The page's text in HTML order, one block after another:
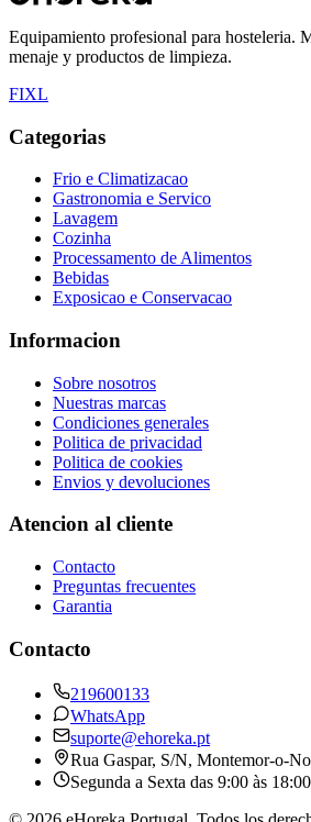
Equipamiento profesional para hosteleria.
menaje y productos de limpieza.
FIXL
Categorias
Frio e Climatizacao
Gastronomia e Servico
Lavagem
Cozinha
Processamento de Alimentos
Bebidas
Exposicao e Conservacao
Informacion
Sobre nosotros
Nuestras marcas
Condiciones generales
Politica de privacidad
Politica de cookies
Envios y devoluciones
Atencion al cliente
Contacto
Preguntas frecuentes
Garantia
Contacto
219600133
WhatsApp
suporte@ehoreka.pt
Rua Gaspar, S/N, Montemor-o-
Segunda a Sexta das 9:00 às 18:00